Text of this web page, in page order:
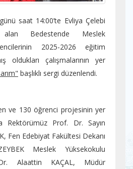
saat 14:00’te Evliya Çelebi
Bedestende Meslek
2025-2026 eğitim
oldukları çalışmalarının yer
başlıklı sergi düzenlendi.
ve 130 öğrenci projesinin yer
Rektörümüz Prof. Dr. Sayın
Fen Edebiyat Fakültesi Dekanı
Meslek Yüksekokulu
Alaattin KAÇAL, Müdür